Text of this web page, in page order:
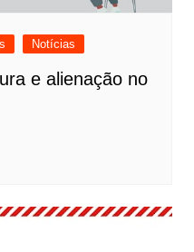
Notícias
e alienação no